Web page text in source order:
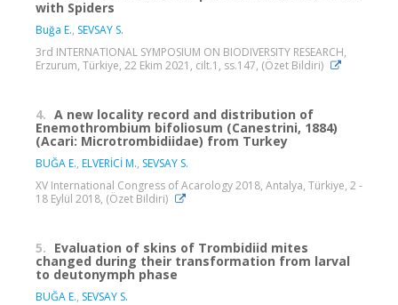
with Spiders
Buğa E., SEVSAY S.
3rd INTERNATIONAL SYMPOSIUM ON BIODIVERSITY RESEARCH,
Erzurum, Türkiye, 22 Ekim 2021, cilt.1, ss.147, (Özet Bildiri)
4. A new locality record and distribution of
Enemothrombium bifoliosum (Canestrini, 1884)
(Acari: Microtrombidiidae) from Turkey
BUĞA E., ELVERİCİ M., SEVSAY S.
XV International Congress of Acarology 2018, Antalya, Türkiye, 2 -
18 Eylül 2018, (Özet Bildiri)
5. Evaluation of skins of Trombidiid mites
changed during their transformation from larval
to deutonymph phase
BUĞA E., SEVSAY S.